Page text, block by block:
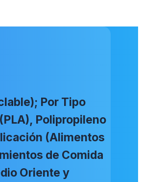
Por Tipo
Polipropileno
(Alimentos
de Comida
Oriente y